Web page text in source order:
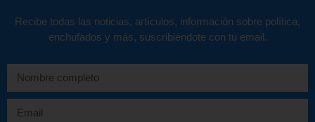
Recibe todas las noticias, artículos, información sobre política,
enchufados y más, suscribiéndote con tu email.